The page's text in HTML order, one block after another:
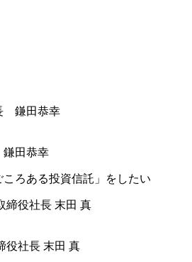
田恭幸
ろある投資信託」をしたい
役社長 末田 真